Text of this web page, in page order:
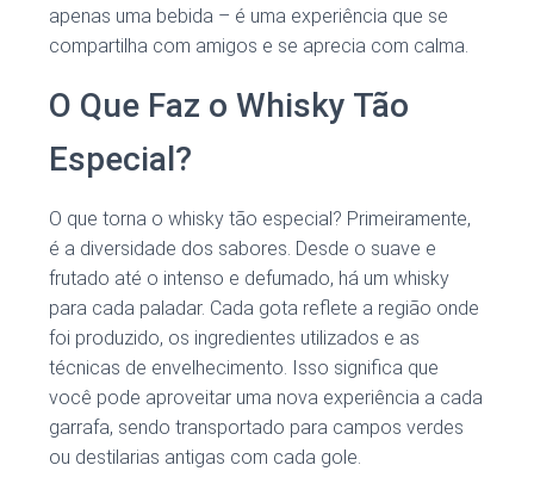
apenas uma bebida – é uma experiência que se
compartilha com amigos e se aprecia com calma.
O Que Faz o Whisky Tão
Especial?
O que torna o whisky tão especial? Primeiramente,
é a diversidade dos sabores. Desde o suave e
frutado até o intenso e defumado, há um whisky
para cada paladar. Cada gota reflete a região onde
foi produzido, os ingredientes utilizados e as
técnicas de envelhecimento. Isso significa que
você pode aproveitar uma nova experiência a cada
garrafa, sendo transportado para campos verdes
ou destilarias antigas com cada gole.